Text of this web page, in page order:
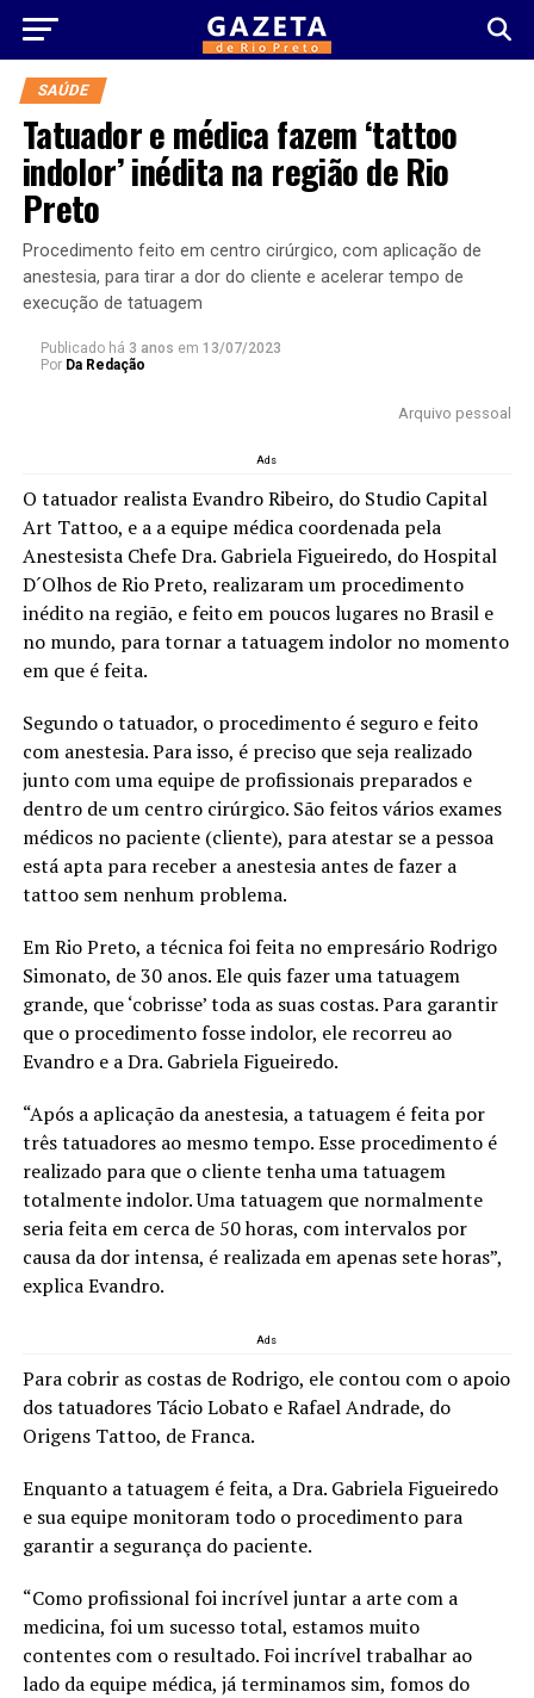
SAÚDE
Tatuador e médica fazem ‘tattoo
indolor’ inédita na região de Rio
Preto
Procedimento feito em centro cirúrgico, com aplicação de
anestesia, para tirar a dor do cliente e acelerar tempo de
execução de tatuagem
Publicado há 3 anos em 13/07/2023
Por Da Redação
Arquivo pessoal
Ads
O tatuador realista Evandro Ribeiro, do Studio Capital
Art Tattoo, e a a equipe médica coordenada pela
Anestesista Chefe Dra. Gabriela Figueiredo, do Hospital
D´Olhos de Rio Preto, realizaram um procedimento
inédito na região, e feito em poucos lugares no Brasil e
no mundo, para tornar a tatuagem indolor no momento
em que é feita.
Segundo o tatuador, o procedimento é seguro e feito
com anestesia. Para isso, é preciso que seja realizado
junto com uma equipe de profissionais preparados e
dentro de um centro cirúrgico. São feitos vários exames
médicos no paciente (cliente), para atestar se a pessoa
está apta para receber a anestesia antes de fazer a
tattoo sem nenhum problema.
Em Rio Preto, a técnica foi feita no empresário Rodrigo
Simonato, de 30 anos. Ele quis fazer uma tatuagem
grande, que ‘cobrisse’ toda as suas costas. Para garantir
que o procedimento fosse indolor, ele recorreu ao
Evandro e a Dra. Gabriela Figueiredo.
“Após a aplicação da anestesia, a tatuagem é feita por
três tatuadores ao mesmo tempo. Esse procedimento é
realizado para que o cliente tenha uma tatuagem
totalmente indolor. Uma tatuagem que normalmente
seria feita em cerca de 50 horas, com intervalos por
causa da dor intensa, é realizada em apenas sete horas”,
explica Evandro.
Ads
Para cobrir as costas de Rodrigo, ele contou com o apoio
dos tatuadores Tácio Lobato e Rafael Andrade, do
Origens Tattoo, de Franca.
Enquanto a tatuagem é feita, a Dra. Gabriela Figueiredo
e sua equipe monitoram todo o procedimento para
garantir a segurança do paciente.
“Como profissional foi incrível juntar a arte com a
medicina, foi um sucesso total, estamos muito
contentes com o resultado. Foi incrível trabalhar ao
lado da equipe médica, já terminamos sim, fomos do